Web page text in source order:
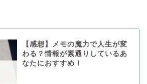
【感想】メモの魔力で人生が変
わる？情報が素通りしているあ
なたにおすすめ！